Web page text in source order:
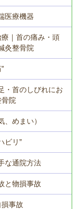
医療機器
｜首の痛み・頭
灸整骨院
・首のしびれにお
院
めまい）
ビリ”
な通院方法
と物損事故
損事故